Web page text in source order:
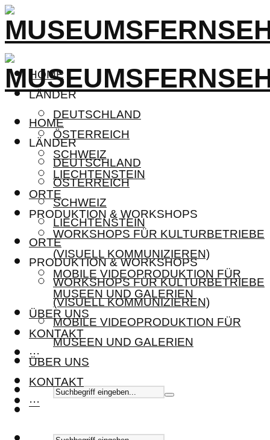
HOME
LÄNDER
DEUTSCHLAND
ÖSTERREICH
SCHWEIZ
LIECHTENSTEIN
ORTE
PRODUKTION & WORKSHOPS
WORKSHOPS FÜR KULTURBETRIEBE
(VISUELL KOMMUNIZIEREN)
MOBILE VIDEOPRODUKTION FÜR
MUSEEN UND GALERIEN
ÜBER UNS
KONTAKT
···
HOME
LÄNDER
DEUTSCHLAND
ÖSTERREICH
SCHWEIZ
LIECHTENSTEIN
ORTE
PRODUKTION & WORKSHOPS
WORKSHOPS FÜR KULTURBETRIEBE
(VISUELL KOMMUNIZIEREN)
MOBILE VIDEOPRODUKTION FÜR
MUSEEN UND GALERIEN
ÜBER UNS
KONTAKT
···